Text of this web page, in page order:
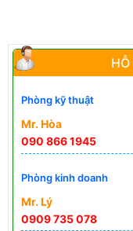
HỖ
Phòng kỹ thuật
Mr. Hòa
090 866 1945
Phòng kinh doanh
Mr. Lý
0909 735 078